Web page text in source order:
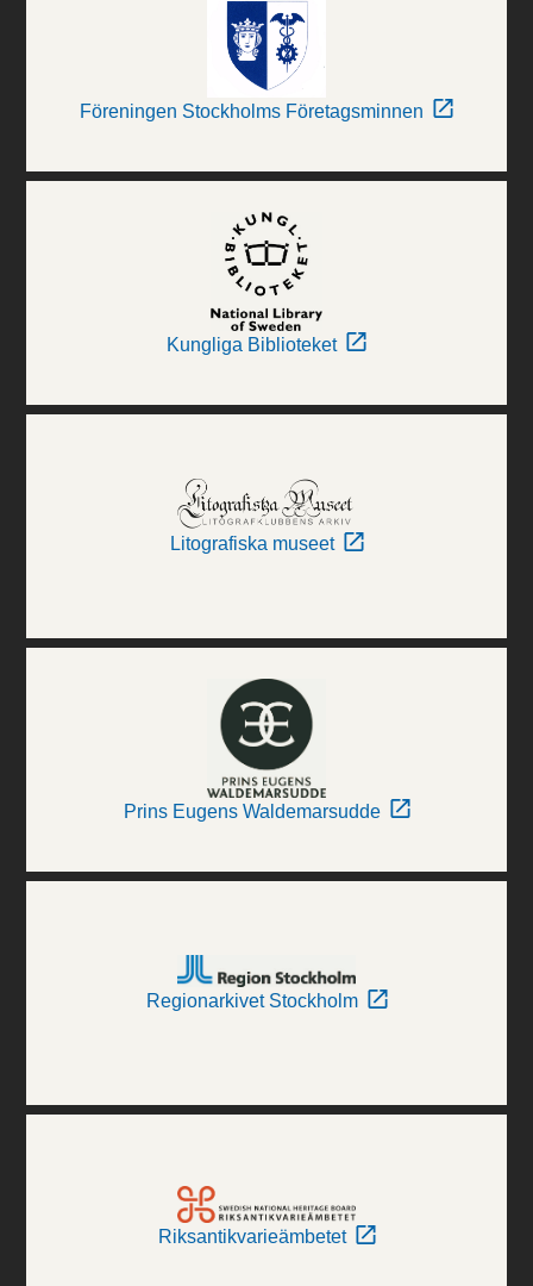
Föreningen Stockholms Företagsminnen
Kungliga Biblioteket
Litografiska museet
Prins Eugens Waldemarsudde
Regionarkivet Stockholm
Riksantikvarieämbetet